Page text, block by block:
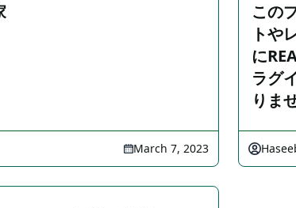
March 7, 2023
この
トや
に
ラグ
りま